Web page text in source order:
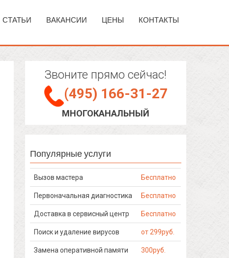
СТАТЬИ ВАКАНСИИ ЦЕНЫ КОНТАКТЫ
Звоните прямо сейчас!
(495) 166-31-27
МНОГОКАНАЛЬНЫЙ
Популярные услуги
Вызов мастера Бесплатно
Первоначальная диагностика Бесплатно
Доставка в сервисный центр Бесплатно
Поиск и удаление вирусов от 299руб.
Замена оперативной памяти 300руб.